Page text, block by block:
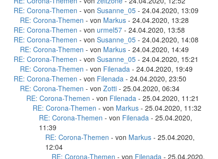
RE: Corona-Themen - von Susanne_05 - 24.04.2020, 13:09
RE: Corona-Themen - von Markus - 24.04.2020, 13:28
RE: Corona-Themen - von urmel57 - 24.04.2020, 13:58
RE: Corona-Themen - von Susanne_05 - 24.04.2020, 14:08
RE: Corona-Themen - von Markus - 24.04.2020, 14:49
RE: Corona-Themen - von Susanne_05 - 24.04.2020, 15:21
RE: Corona-Themen - von Filenada - 24.04.2020, 19:49
RE: Corona-Themen - von Filenada - 24.04.2020, 23:50
RE: Corona-Themen - von Zotti - 25.04.2020, 06:34
RE: Corona-Themen - von Filenada - 25.04.2020, 11:21
RE: Corona-Themen - von Markus - 25.04.2020, 11:32
RE: Corona-Themen - von Filenada - 25.04.2020,
11:39
RE: Corona-Themen - von Markus - 25.04.2020,
12:04
RE: Corona-Themen - von Filenada - 25.04.2020,